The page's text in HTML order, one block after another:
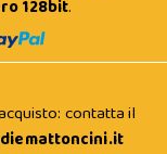
128bit.
contatta il